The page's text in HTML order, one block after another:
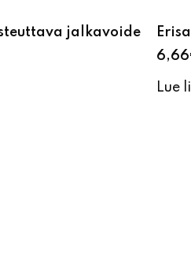
jalkavoide
6,66
Lue